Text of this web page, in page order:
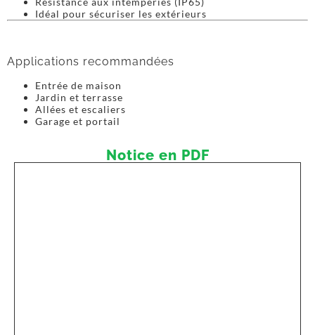
Idéal pour sécuriser les extérieurs
Applications recommandées
Entrée de maison
Jardin et terrasse
Allées et escaliers
Garage et portail
Notice en PDF